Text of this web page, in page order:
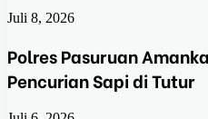
Juli 8, 2026
Polres Pasuruan
Pencurian Sapi di Tutur